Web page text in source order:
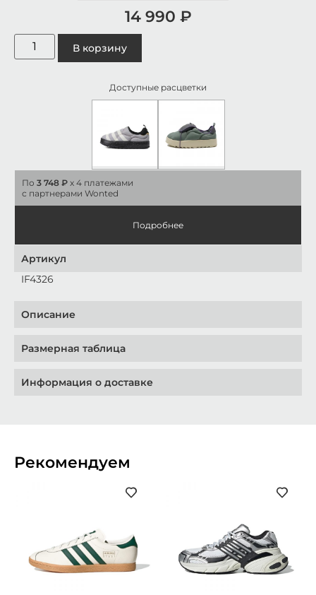
14 990 ₽
В корзину
Доступные расцветки
По 3 748 ₽ x 4 платежами
с партнерами Wonted
Подробнее
Артикул
IF4326
Описание
Размерная таблица
Информация о доставке
Рекомендуем